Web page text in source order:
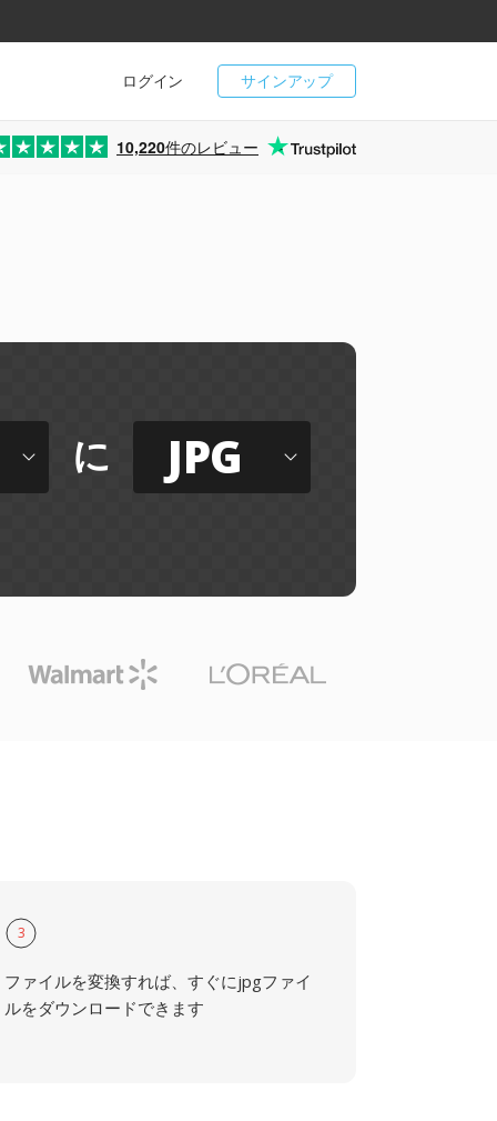
サインアップ
ログイン
10,220件のレビュー
に JPG
3
ファイルを変換すれば、すぐにjpgファイ
ルをダウンロードできます